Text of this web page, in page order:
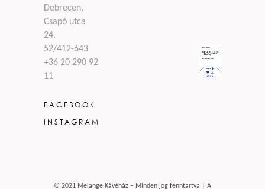
Debrecen,
Csapó utca
24.
52/412-643
+36 20 290 92
11
FACEBOOK
INSTAGRAM
© 2021 Melange Kávéház – Minden jog fenntartva | A